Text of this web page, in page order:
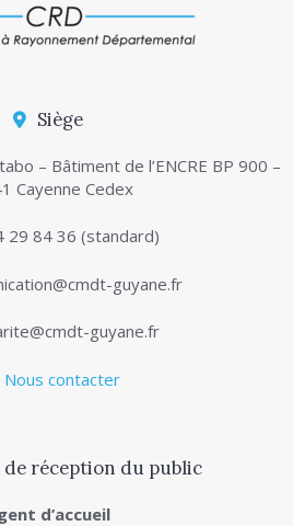
Siège
– Bâtiment de l’ENCRE BP 900 –
Cayenne Cedex
29 84 36 (standard)
guyane.fr
guyane.fr
Nous contacter
de réception du public
d’accueil